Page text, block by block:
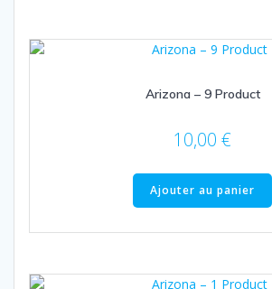
Arizona – 9 Product
10,00 €
Ajouter au panier